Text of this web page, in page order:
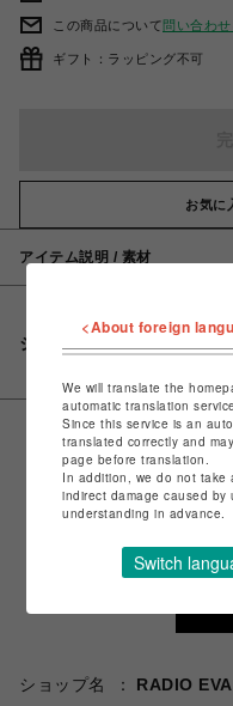
この商品について問い合わせ
ギフト：ラッピング不可
お気に
アイテム説明 / 素材
シェアする
ショップ名
RADIO
<About foreign
We will translate the
automatic translation
Since this service is an
translated correctly and
page before translation.
In addition, we do not take
indirect damage caused
understanding in advance.
Switch